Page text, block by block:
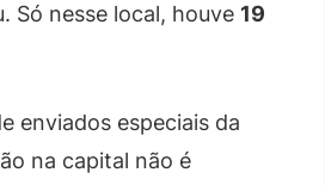
Só nesse local, houve 19
enviados especiais da
na capital não é